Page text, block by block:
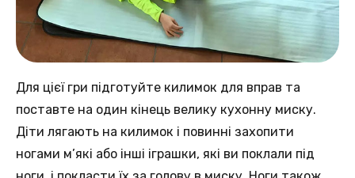
Для цієї гри підготуйте килимок для вправ та
поставте на один кінець велику кухонну миску.
Діти лягають на килимок і повинні захопити
ногами м’які або інші іграшки, які ви поклали під